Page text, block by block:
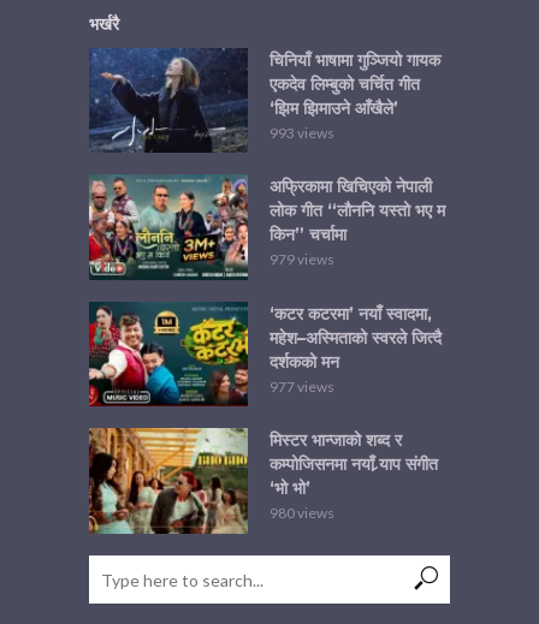
भर्खरै
चिनियाँ भाषामा गुञ्जियो गायक
एकदेव लिम्बुको चर्चित गीत
‘झिम झिमाउने आँखैले’
993 views
अफ्रिकामा खिचिएको नेपाली
लोक गीत “लौननि यस्तो भए म
किन” चर्चामा
979 views
‘कटर कटरमा’ नयाँ स्वादमा,
महेश–अस्मिताको स्वरले जित्दै
दर्शकको मन
977 views
मिस्टर भान्जाको शब्द र
कम्पोजिसनमा नयाँ र्‍याप संगीत
‘भो भो’
980 views